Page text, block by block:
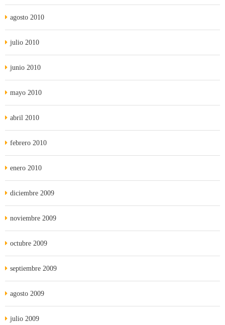
agosto 2010
julio 2010
junio 2010
mayo 2010
abril 2010
febrero 2010
enero 2010
diciembre 2009
noviembre 2009
octubre 2009
septiembre 2009
agosto 2009
julio 2009